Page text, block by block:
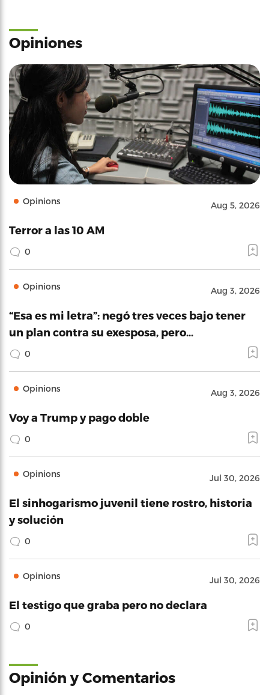
Opiniones
Opinions Aug 5, 2026
Terror a las 10 AM
0
Opinions Aug 3, 2026
“Esa es mi letra”: negó tres veces bajo tener
un plan contra su exesposa, pero…
0
Opinions Aug 3, 2026
Voy a Trump y pago doble
0
Opinions Jul 30, 2026
El sinhogarismo juvenil tiene rostro, historia
y solución
0
Opinions Jul 30, 2026
El testigo que graba pero no declara
0
Opinión y Comentarios